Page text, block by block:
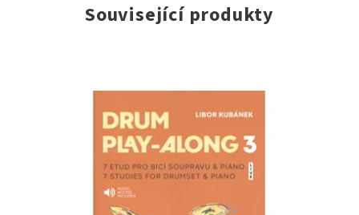
Související produkty